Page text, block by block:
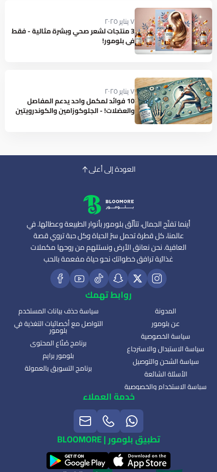
٧ يناير ٢٠٢٥
3 منتجات لشعر صحي وبشرة مثالية - فقط
في بلومور!
٧ يناير ٢٠٢٥
10 فوائد لمكمل واحد يدعم المفاصل
والعضلات! - الجلوكوزامين والكوندرويتين
العودة إلى أعلى
أينما تفتّح الجمال، تتألّق بلومور بأنوار الطبيعة وعطائها. في
عالمنا، كل قطرة تحمل سرّ الحياة وكل حبة تروي قصة
العافية. نحن نعانق الأرض ونستلهم من روحها مكملات
غذائية ترافق خطواتكِ نحو حياة مفعمة بالحب
روابط تهمك
المدونة
عن بلومور
سياسة الخصوصية
سياسة الاستبدال والاسترجاع
سياسة الشحن والتوصيل
الأسئلة الشائعة
سياسة الاستخدام والخصوصية
سياسة حذف بيانات المستخدم
التواصل مع أخصائيات التغذية في
بلومور
برنامج صُنّاع المحتوى
بلومور برايم
برنامج التسويق بالعمولة
خدمة العملاء
تطبيق بلومور | BLOOMORE